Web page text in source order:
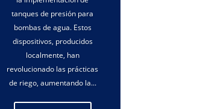
tanques de presión para
bombas de agua. Estos
dispositivos, producidos
localmente, han
revolucionado las prácticas
de riego, aumentando la...